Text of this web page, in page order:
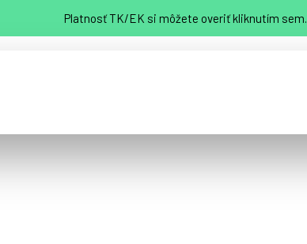
Platnosť TK/EK si môžete overiť kliknutím sem.